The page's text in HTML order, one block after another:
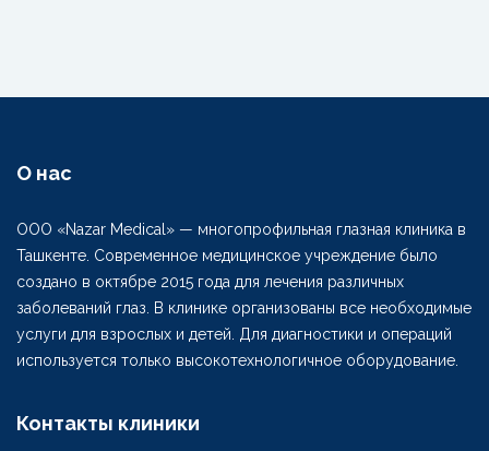
О нас
ООО «Nazar Medical» — многопрофильная глазная клиника в
Ташкенте. Современное медицинское учреждение было
создано в октябре 2015 года для лечения различных
заболеваний глаз. В клинике организованы все необходимые
услуги для взрослых и детей. Для диагностики и операций
используется только высокотехнологичное оборудование.
Контакты клиники